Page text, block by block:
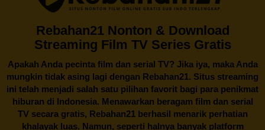
Rebahan21 Nonton & Download
Streaming Film TV Series Gratis
Apakah Anda pecinta film dan serial TV? Jika iya, maka Anda
mungkin tidak asing lagi dengan Rebahan21. Situs streaming
ini telah menjadi salah satu pilihan favorit bagi para penikmat
hiburan di Indonesia. Menawarkan beragam film dan serial
TV secara gratis, Rebahan21berhasil menarik perhatian
khalayak luas. Namun, seperti halnya banyak platform